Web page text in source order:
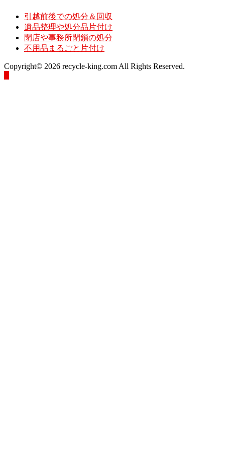
引越前後での処分＆回収
遺品整理や処分品片付け
閉店や事務所閉鎖の処分
不用品まるごと片付け
Copyright© 2026 recycle-king.com All Rights Reserved.